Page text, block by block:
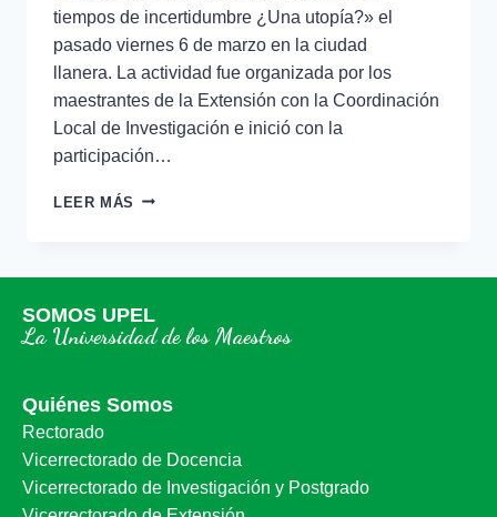
tiempos de incertidumbre ¿Una utopía?» el
pasado viernes 6 de marzo en la ciudad
llanera. La actividad fue organizada por los
maestrantes de la Extensión con la Coordinación
Local de Investigación e inició con la
participación…
LEER MÁS
SOMOS UPEL
La Universidad de los Maestros
Quiénes Somos
Rectorado
Vicerrectorado de Docencia
Vicerrectorado de Investigación y Postgrado